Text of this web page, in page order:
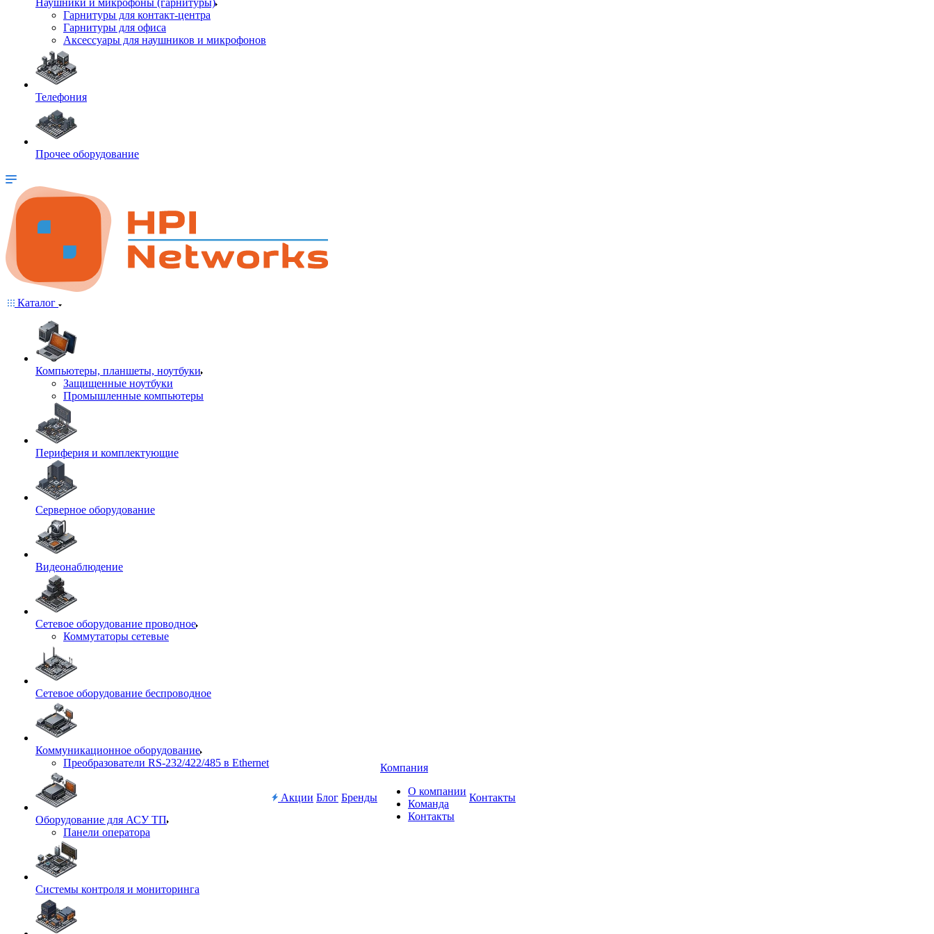
Наушники и микрофоны (гарнитуры)
Гарнитуры для контакт-центра
Гарнитуры для офиса
Аксессуары для наушников и микрофонов
Телефония
Прочее оборудование
Каталог
Компьютеры, планшеты, ноутбуки
Защищенные ноутбуки
Промышленные компьютеры
Периферия и комплектующие
Серверное оборудование
Видеонаблюдение
Сетевое оборудование проводное
Коммутаторы сетевые
Сетевое оборудование беспроводное
Коммуникационное оборудование
Преобразователи RS-232/422/485 в Ethernet
Оборудование для АСУ ТП
Панели оператора
Системы контроля и мониторинга
Акции Блог Бренды
Компания
О компании
Команда
Контакты
Контакты